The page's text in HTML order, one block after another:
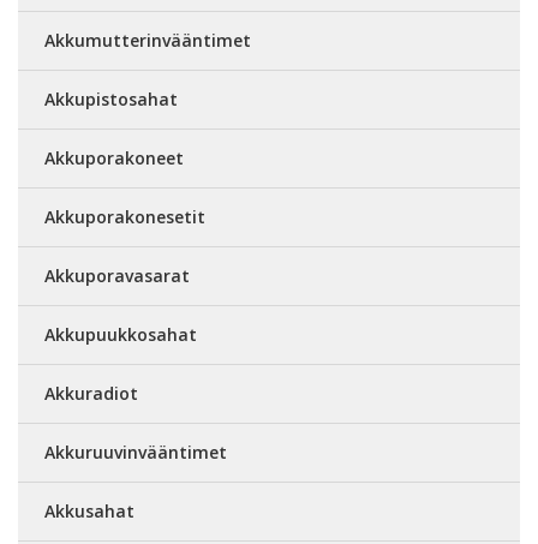
Akkumutterinvääntimet
Akkupistosahat
Akkuporakoneet
Akkuporakonesetit
Akkuporavasarat
Akkupuukkosahat
Akkuradiot
Akkuruuvinvääntimet
Akkusahat